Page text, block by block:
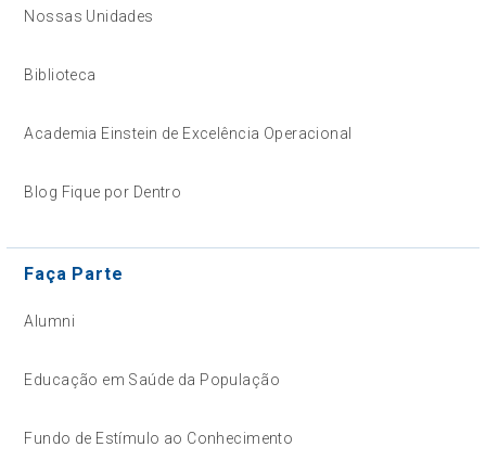
Nossas Unidades
Biblioteca
Academia Einstein de Excelência Operacional
Blog Fique por Dentro
Faça Parte
Alumni
Educação em Saúde da População
Fundo de Estímulo ao Conhecimento